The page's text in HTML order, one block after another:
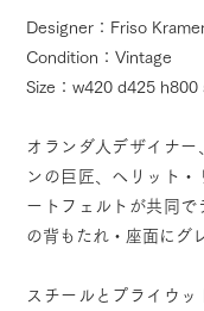
Designer：Friso
Condition：Vintage
Size：w420 d425 h800
オランダ人デザイナー
ンの巨匠、ヘリット・
ートフェルトが共同で
の背もたれ・座面にグ
スチールとプライウ